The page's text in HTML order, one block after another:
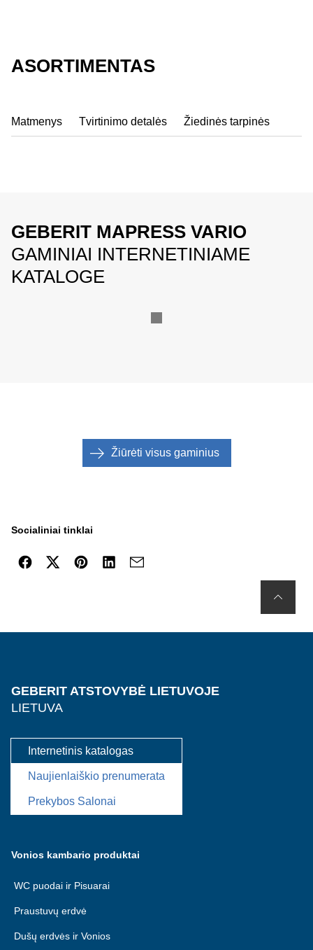
ASORTIMENTAS
Matmenys Tvirtinimo detalės Žiedinės tarpinės
GEBERIT MAPRESS VARIO
GAMINIAI INTERNETINIAME
KATALOGE
Žiūrėti visus gaminius
Socialiniai tinklai
GEBERIT ATSTOVYBĖ LIETUVOJE
LIETUVA
Internetinis katalogas
Naujienlaiškio prenumerata
Prekybos Salonai
Vonios kambario produktai
WC puodai ir Pisuarai
Praustuvų erdvė
Dušų erdvės ir Vonios